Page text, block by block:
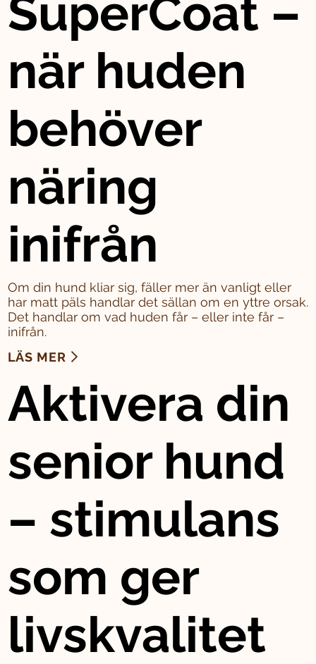
SuperCoat –
när huden
behöver
näring
inifrån
Om din hund kliar sig, fäller mer än vanligt eller
har matt päls handlar det sällan om en yttre orsak.
Det handlar om vad huden får – eller inte får –
inifrån.
LÄS MER
Aktivera din
senior hund
– stimulans
som ger
livskvalitet